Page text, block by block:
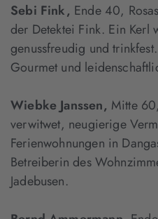
Sebi Fink, Ende 40,
der Detektei Fink. Ein Kerl
genussfreudig und
Gourmet und
Wiebke Janssen, Mitte
verwitwet, neugierige
Ferienwohnungen in
Betreiberin des
Jadebusen.